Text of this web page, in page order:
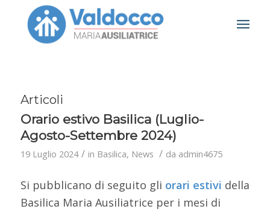
Articoli
Orario estivo Basilica (Luglio-
Agosto-Settembre 2024)
19 Luglio 2024 / in Basilica, News / da admin4675
Si pubblicano di seguito gli orari estivi della
Basilica Maria Ausiliatrice per i mesi di